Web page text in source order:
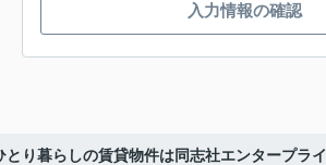
入力情報の確認
り暮らしの賃貸物件は同志社エンタープラ